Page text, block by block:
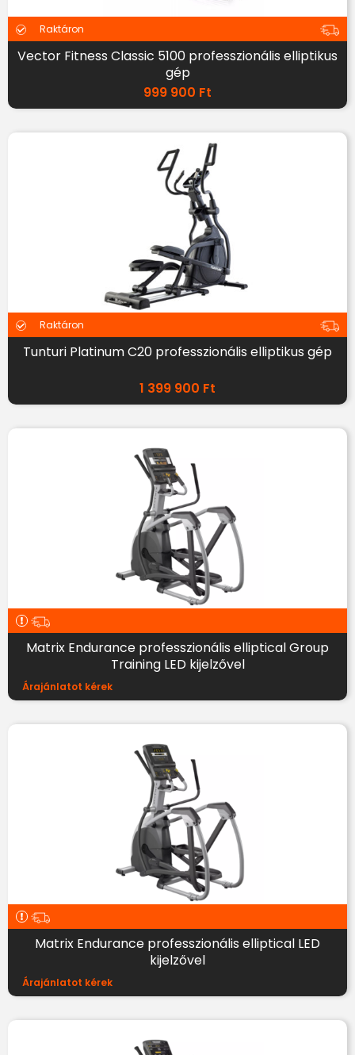
Raktáron
Vector Fitness Classic 5100 professzionális elliptikus
gép
999 900 Ft
Raktáron
Tunturi Platinum C20 professzionális elliptikus gép
1 399 900 Ft
Matrix Endurance professzionális elliptical Group
Training LED kijelzővel
Árajánlatot kérek
Matrix Endurance professzionális elliptical LED
kijelzővel
Árajánlatot kérek